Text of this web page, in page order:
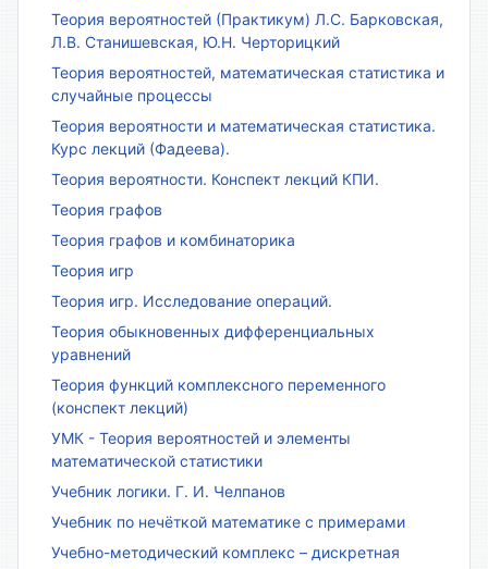
Теория вероятностей (Практикум) Л.С. Барковская,
Л.В. Станишевская, Ю.Н. Черторицкий
Теория вероятностей, математическая статистика и
случайные процессы
Теория вероятности и математическая статистика.
Курс лекций (Фадеева).
Теория вероятности. Конспект лекций КПИ.
Теория графов
Теория графов и комбинаторика
Теория игр
Теория игр. Исследование операций.
Теория обыкновенных дифференциальных
уравнений
Теория функций комплексного переменного
(конспект лекций)
УМК - Теория вероятностей и элементы
математической статистики
Учебник логики. Г. И. Челпанов
Учебник по нечёткой математике с примерами
Учебно-методический комплекс – дискретная